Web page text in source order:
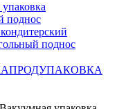
поднос
поднос
ПРОДУПАКОВКА